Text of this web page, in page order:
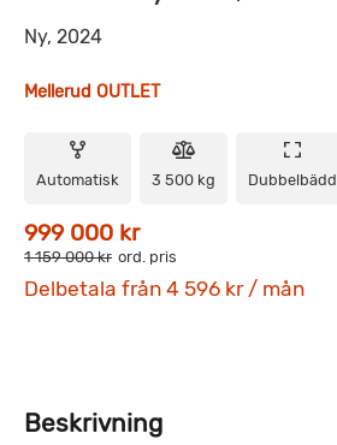
Ny, 2024
Mellerud OUTLET
Automatisk 3 500 kg Dubbelbädd
999 000 kr
1 159 000 kr ord. pris
Delbetala från 4 596 kr / mån
Beskrivning